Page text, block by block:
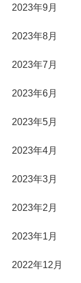
2023年9月
2023年8月
2023年7月
2023年6月
2023年5月
2023年4月
2023年3月
2023年2月
2023年1月
2022年12月